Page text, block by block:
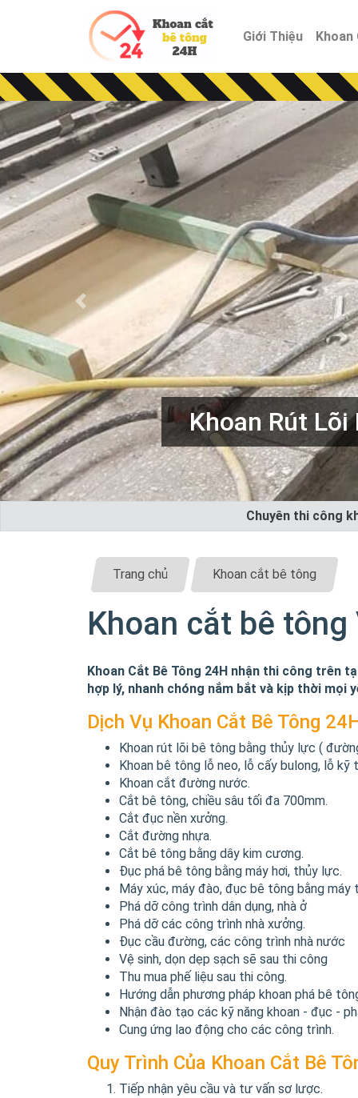
Giới Thiệu
Tháo Dỡ
Previous
Chuyên thi công
Trang chủ Khoan cắt bê tông
Khoan cắt bê tông
Khoan Cắt Bê Tông 24H nhận thi công trên
hợp lý, nhanh chóng nắm bắt và kịp thời mọi
Dịch Vụ Khoan Cắt Bê Tông
Khoan rút lõi bê tông bằng thủy lực (
Khoan bê tông lỗ neo, lỗ cấy bulong, lỗ kỹ
Khoan cắt đường nước.
Cắt bê tông, chiều sâu tối đa 700mm.
Cắt đục nền xưởng.
Cắt đường nhựa.
Cắt bê tông bằng dây kim cương.
Đục phá bê tông bằng máy hơi, thủy lực.
Máy xúc, máy đào, đục bê tông bằng máy
Phá dỡ công trình dân dụng, nhà ở
Phá dỡ các công trình nhà xưởng.
Đục cầu đường, các công trình nhà nước
Vệ sinh, dọn dẹp sạch sẽ sau thi công
Thu mua phế liệu sau thi công.
Hướng dẫn phương pháp khoan phá bê
Nhận đào tạo các kỹ năng khoan - đục -
Cung ứng lao động cho các công trình.
Quy Trình Của Khoan Cắt Bê
Tiếp nhận yêu cầu và tư vấn sơ lược.